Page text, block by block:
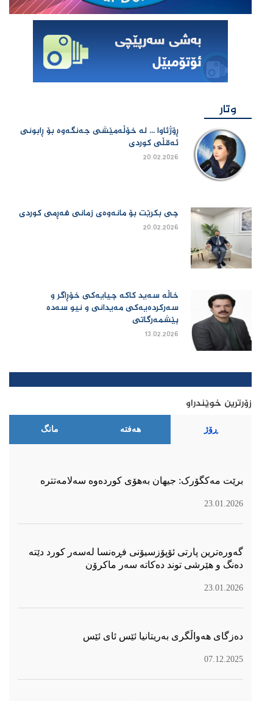
وتار
ڕۆژئاوا ... لە خۆڵەمێشی جەنگەوە بۆ ڕابونی
ئەقڵی کوردی
20.02.2026
چی بكرێت بۆ مانەوەی زمانی فەڕمی كوردی
20.02.2026
خاڵە سەید کاکە چیایەکی خۆڕاگر و
سەرکردەیەکی مەیدانی و نیو سەدە
پێشمەرگاتی
13.02.2026
زۆرترین خوێندراو
ڕۆژ هەفتە مانگ
برێت مەکگۆرک: جیهان بەهۆی کوردەوە سەلامەتترە
23.01.2026
گەورەترین پارتی ئۆپۆزسیۆنی فڕەنسا لەسەر كورد دێتە
دەنگ و هێرشی توند دەكاتە سەر ماكرۆن
23.01.2026
دەزگای هەواڵگری بەریتانیا ئێس ئای ئێس
07.12.2025